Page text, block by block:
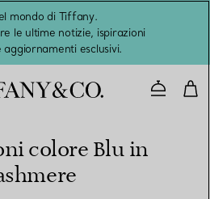
mondo di Tiffany.
le ultime notizie, ispirazioni
aggiornamenti esclusivi.
colore Blu in